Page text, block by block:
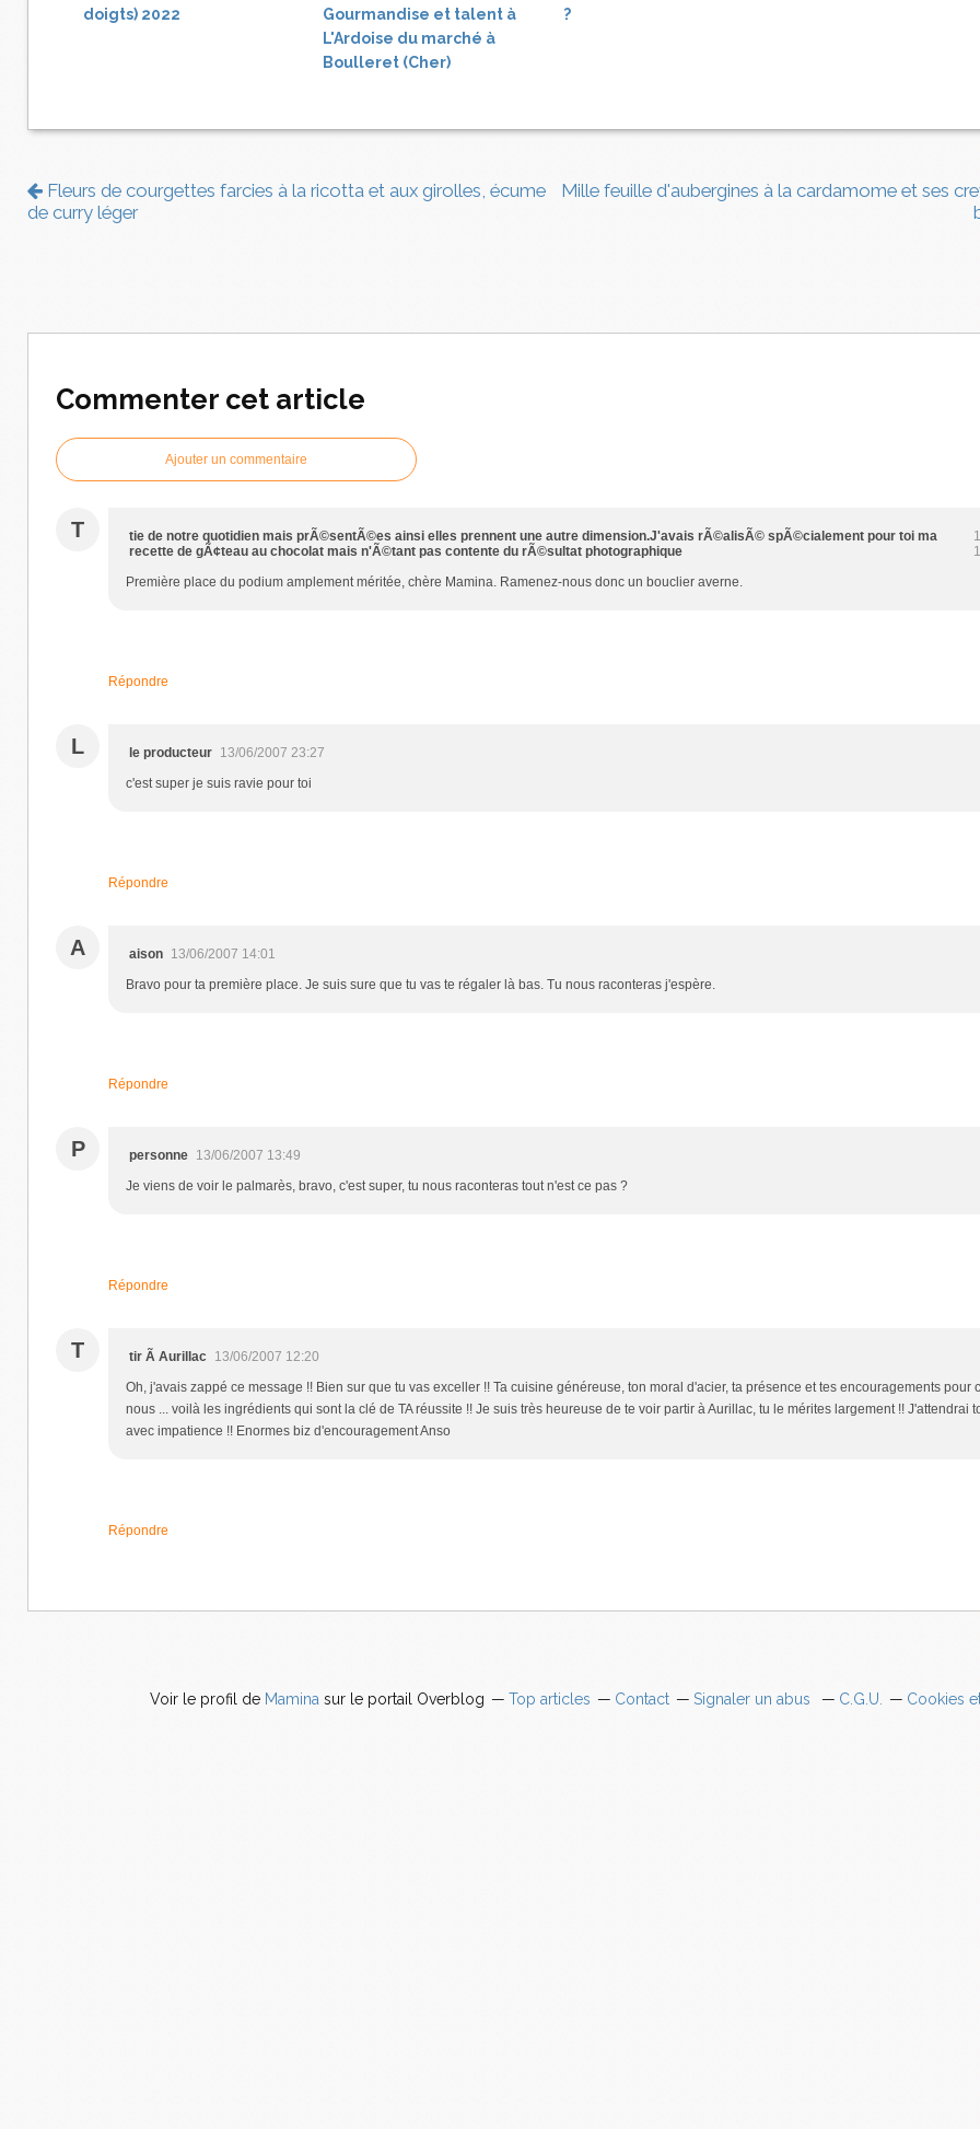
doigts) 2022
Gourmandise et talent à
L'Ardoise du marché à
Boulleret (Cher)
?
Fleurs de courgettes farcies à la ricotta et aux girolles, écume
de curry léger
Mille feuille d'aubergines à la cardamome et ses
Commenter cet article
Ajouter un commentaire
T
tie de notre quotidien mais prÃ©sentÃ©es ainsi elles prennent une autre dimension.J'avais rÃ©alisÃ© spÃ©cialement pour toi ma
recette de gÃ¢teau au chocolat mais n'Ã©tant pas contente du rÃ©sultat photographique
Première place du podium amplement méritée, chère Mamina. Ramenez-nous donc un bouclier averne.
Répondre
L le producteur 13/06/2007 23:27
c'est super je suis ravie pour toi
Répondre
A aison 13/06/2007 14:01
Bravo pour ta première place. Je suis sure que tu vas te régaler là bas. Tu nous raconteras j'espère.
Répondre
P personne 13/06/2007 13:49
Je viens de voir le palmarès, bravo, c'est super, tu nous raconteras tout n'est ce pas ?
Répondre
T tir Ã Aurillac 13/06/2007 12:20
Oh, j'avais zappé ce message !! Bien sur que tu vas exceller !! Ta cuisine généreuse, ton moral d'acier, ta présence et tes encouragements pour
nous ... voilà les ingrédients qui sont la clé de TA réussite !! Je suis très heureuse de te voir partir à Aurillac, tu le mérites largement !! J'attendrai
avec impatience !! Enormes biz d'encouragement Anso
Répondre
Voir le profil de Mamina sur le portail Overblog Top articles Contact Signaler un abus C.G.U. Cookies